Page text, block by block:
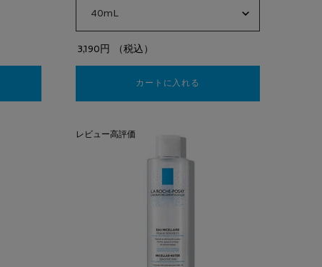
デア XL プロテクショントーンアップ、1/4
UVイデア XL プロテクショントーンアップ、2/4
カラー UVイデア XL プロテクショントーンアップ、3/4
み
ント のカラー UVイデア XL プロテクショントーンアップ、4/4
デア XL プロテクショントーンアップ
3,190円 （税込）
カートに入れる
レビュー高評価